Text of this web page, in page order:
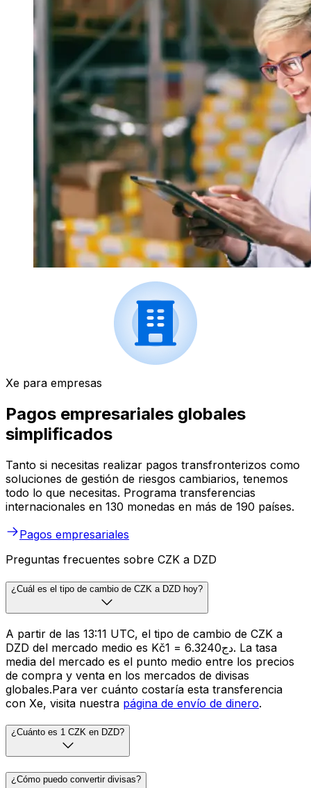
Xe para empresas
Pagos empresariales globales
simplificados
Tanto si necesitas realizar pagos transfronterizos como
soluciones de gestión de riesgos cambiarios, tenemos
todo lo que necesitas. Programa transferencias
internacionales en 130 monedas en más de 190 países.
Pagos empresariales
Preguntas frecuentes sobre CZK a DZD
¿Cuál es el tipo de cambio de CZK a DZD hoy?
A partir de las 13:11 UTC, el tipo de cambio de CZK a
DZD del mercado medio es Kč1 = دج6.3240. La tasa
media del mercado es el punto medio entre los precios
de compra y venta en los mercados de divisas
globales.Para ver cuánto costaría esta transferencia
con Xe, visita nuestra página de envío de dinero.
¿Cuánto es 1 CZK en DZD?
¿Cómo puedo convertir divisas?